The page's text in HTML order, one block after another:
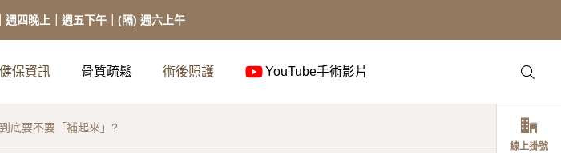
週四晚上｜週五下午｜(隔) 週六上午
健保資訊 骨質疏鬆 術後照護 YouTube手術影片
線上掛號
底要不要「補起來」?